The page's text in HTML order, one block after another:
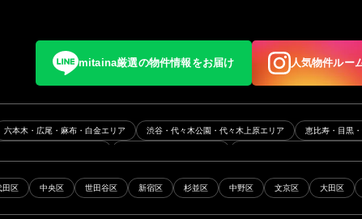
mitaina厳選の物件情報をお届け 人気物件ルー
六本木・広尾・麻布・白金エリア 渋谷・代々木公園・代々木上原エリア 恵比寿・目黒
エリア 南北線・三田線エリア 有楽町線エリア 都営大江戸線エリア 丸ノ内線
田区 中央区 世田谷区 新宿区 杉並区 中野区 文京区 大田区